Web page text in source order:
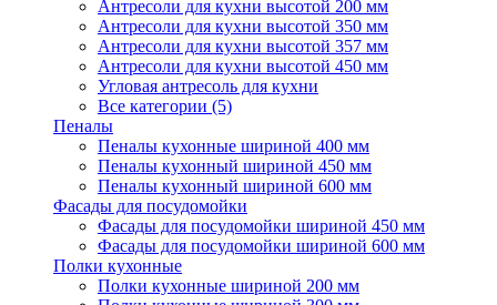
Антресоли для кухни высотой 200 мм
Антресоли для кухни высотой 350 мм
Антресоли для кухни высотой 357 мм
Антресоли для кухни высотой 450 мм
Угловая антресоль для кухни
Все категории (5)
Пеналы
Пеналы кухонные шириной 400 мм
Пеналы кухонный шириной 450 мм
Пеналы кухонный шириной 600 мм
Фасады для посудомойки
Фасады для посудомойки шириной 450 мм
Фасады для посудомойки шириной 600 мм
Полки кухонные
Полки кухонные шириной 200 мм